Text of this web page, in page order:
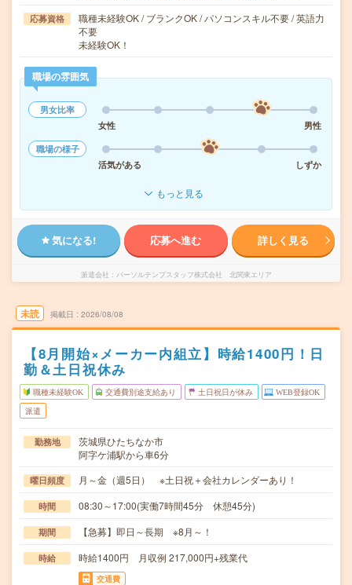
応募資格
職種未経験OK / ブランクOK / パソコンスキル不要 / 英語力
不要
未経験OK！
職場の雰囲気
男女比率
女性
男性
職場の様子
活気がある
しずか
もっと見る
気になる! 応募へ進む 詳しく見る
派遣会社 パーソルテンプスタッフ株式会社 北関東エリア
未読 掲載日 2026/08/08
【8月開始×メーカー内組立】時給1400円！日
勤＆土日祝休み
職種未経験OK 交通費別途支給あり 土日祝日が休み WEB登録OK
派遣
勤務地
茨城県ひたちなか市
阿字ケ浦駅から車6分
曜日頻度 月～金（週5日） ※土日祝＋会社カレンダーあり！
時間 08:30～17:00(実働7時間45分 休憩45分)
期間 【急募】即日～長期 ※8月～！
時給 時給1400円 月収例 217,000円+残業代
交通費